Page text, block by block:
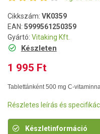
Cikkszám: VK0359
EAN: 5999561250359
Gyártó: Vitaking Kft.
Készleten
1 995 Ft
Tablettánként 500 mg C-
Részletes leírás és
Készletinformáció